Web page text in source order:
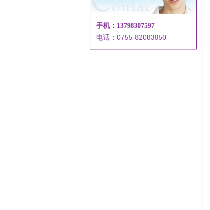
手机：13798307597
电话：0755-82083850